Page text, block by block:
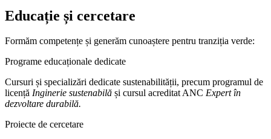
Educație și cercetare
Formăm competențe și generăm cunoaștere pentru tranziția verde:
Programe educaționale dedicate
Cursuri și specializări dedicate sustenabilității, precum programul de
licență Inginerie sustenabilă și cursul acreditat ANC Expert în
dezvoltare durabilă.
Proiecte de cercetare